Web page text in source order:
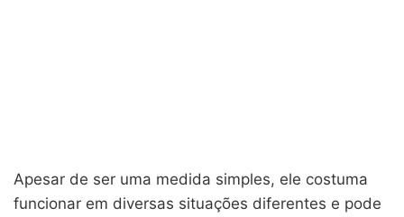
Apesar de ser uma medida simples, ele costuma
funcionar em diversas situações diferentes e pode